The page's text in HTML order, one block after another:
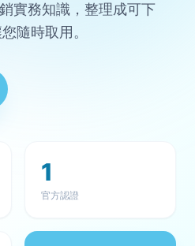
實務知識，整理成可下
隨時取用。
1
官方認證